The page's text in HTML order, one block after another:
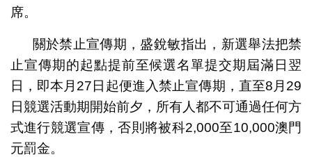
席。
關於禁止宣傳期，盛銳敏指出，新選舉法把禁
止宣傳期的起點提前至候選名單提交期屆滿日翌
日，即本月27日起便進入禁止宣傳期，直至8月29
日競選活動期開始前夕，所有人都不可通過任何方
式進行競選宣傳，否則將被科2,000至10,000澳門
元罰金。